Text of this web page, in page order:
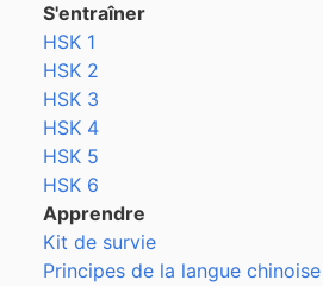
S'entraîner
HSK 1
HSK 2
HSK 3
HSK 4
HSK 5
HSK 6
Apprendre
Kit de survie
Principes de la langue chinoise